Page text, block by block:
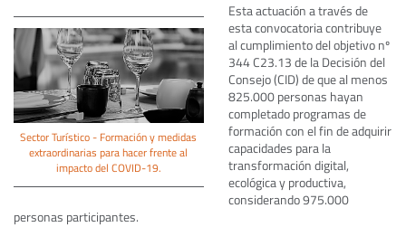
Sector Turístico - Formación y medidas
extraordinarias para hacer frente al
impacto del COVID-19.
Esta actuación a través de
esta convocatoria contribuye
al cumplimiento del objetivo nº
344 C23.13 de la Decisión del
Consejo (CID) de que al menos
825.000 personas hayan
completado programas de
formación con el fin de adquirir
capacidades para la
transformación digital,
ecológica y productiva,
considerando 975.000
personas participantes.